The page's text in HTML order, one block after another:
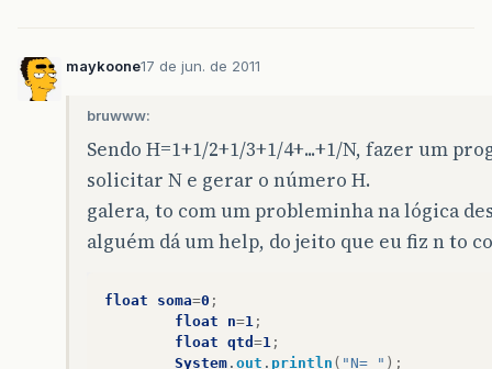
maykoone17 de jun. de 2011
bruwww:
Sendo H=1+1/2+1/3+1/4+...+1/N, fazer um
solicitar N e gerar o número H.
galera, to com um probleminha na lógica
alguém dá um help, do jeito que eu fiz n to
float soma=0 ;
float
n=1 ;
float qtd =1 ;
System . out . println ( "N= " );